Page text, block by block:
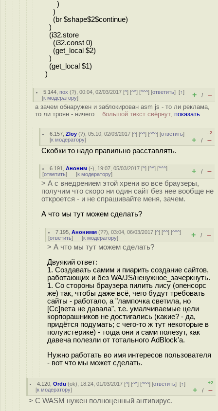
)
)
(br $shape$2$continue)
)
(i32.store
(i32.const 0)
(get_local $2)
)
(get_local $1)
)
5.144 ,пох (?), 00:04, 02/03/2017 [^] [^^] [^^^] [ответить][↑]
[к модератору] + / –
а зачем обнаружен и заблокирован asm js - то ли реклама,
то ли троян - ничего... большой текст свёрнут, показать
6.157 ,Zloy (?), 05:10, 02/03/2017 [^] [^^] [^^^] [ответить]
[к модератору]
–2
+ / –
Скобки то надо правильно расставлять.
6.191 ,Аноним (-), 19:07, 05/03/2017 [^] [^^] [^^^]
[ответить] [к модератору] + / –
> А с внедрением этой хрени во все браузеры,
получим что скоро ни один сайт без нее вообще не
откроется - и не спрашивайте меня, зачем.
А что мы тут можем сделать?
7.195 ,Анонимм (??), 03:04, 06/03/2017 [^] [^^] [^^^]
[ответить] [к модератору] + / –
> А что мы тут можем сделать?
Двуякий ответ:
1. Создавать самим и пиарить создание сайтов,
работающих и без WA/JS/ненужное_зачеркнуть.
1. Со стороны браузера пилить лису (опенсорс
же) так, чтобы даже всё, чего будут требовать
сайты - работало, а "лампочка светила, но
[Сс]вета не давала", т.е. умалчиваемые цели
корпорашников не достигались (какие? - да,
придётся подумать; с чего-то ж тут некоторые в
полуистерике) - тогда они и сами полезут, как
давеча полезли от тотального AdBlock'а.
Нужно работать во имя интересов пользователя
- вот что мы может сделать.
4.120 ,Ordu (ok), 18:24, 01/03/2017 [^] [^^] [^^^] [ответить][↑]
[к модератору]
+2
+ / –
> С WASM нужен полноценный антивирус.